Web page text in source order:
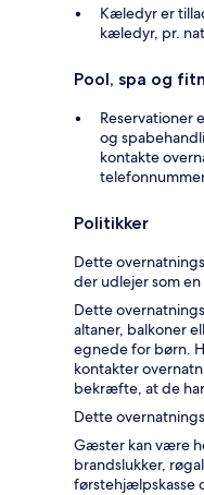
Kæledyr er
kæledyr, pr. nat
Pool, spa og
Reservationer
og
kontakte
Politikker
Dette
der udlejer som
Dette
altaner, balkoner
egnede for børn.
kontakter
bekræfte, at de
Dette
Gæster kan være
brandslukker,
førstehjælpskasse